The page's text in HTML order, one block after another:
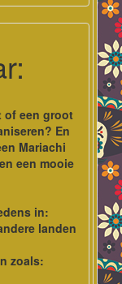
of een groot
En
Mariachi
een mooie
in:
landen
zoals: